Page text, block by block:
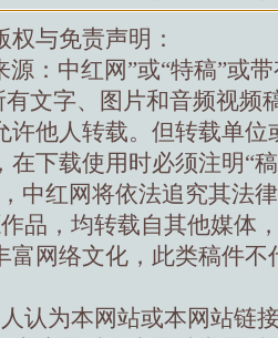
与免责声明：
源：中红网”或“特稿”或
有文字、图片和音频视频
许他人转载。但转载单位
在下载使用时必须注明“
中红网将依法追究其法
品，均转载自其他媒体
富网络文化，此类稿件不
认为本网站或本网站链